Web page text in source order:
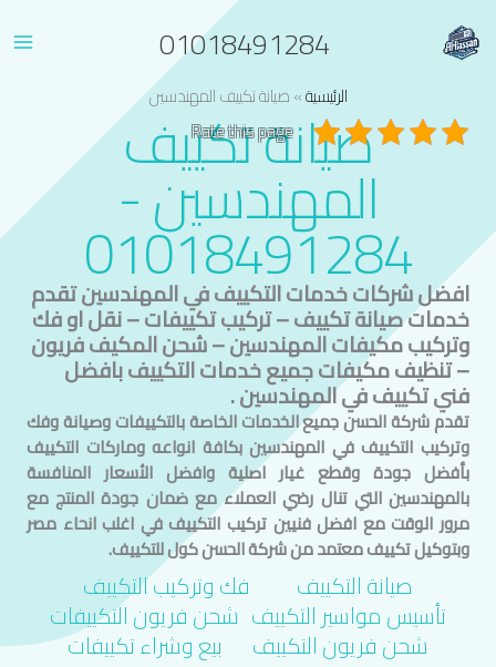
إلى
01018491284
الرئيسية»صيانة تكييف المهندسين
Rate this page
صيانة تكييف
المهندسين-
01018491284
افضل شركات خدمات التكييف فيالمهندسينتقدم
خدمات صيانة تكييف – تركيب تكييفات – نقل او فك
وتركيب مكيفاتالمهندسين– شحن المكيف فريون
– تنظيف مكيفات جميع خدمات التكييف بافضل
فني تكييف فيالمهندسين.
تقدم شركة الحسن جميع الخدمات الخاصة بالتكييفات وصيانة وفك
وتركيب التكييف في المهندسين بكافة انواعه وماركات التكييف
بأفضل جودة وقطع غيار اصلية وافضل الأسعار المنافسة
بالمهندسين التي تنال رضي العملاء مع ضمان جودة المنتج مع
مرور الوقت مع افضل فنيين تركيب التكييف في اغلب انحاء مصر
وبتوكيل تكييف معتمد من شركة الحسن كول للتكييف.
صيانة التكييف فك وتركيب التكييف
تأسيس مواسير التكييف​ شحن فريون التكييفات
شحن فريون التكييف بيع وشراء تكييفات